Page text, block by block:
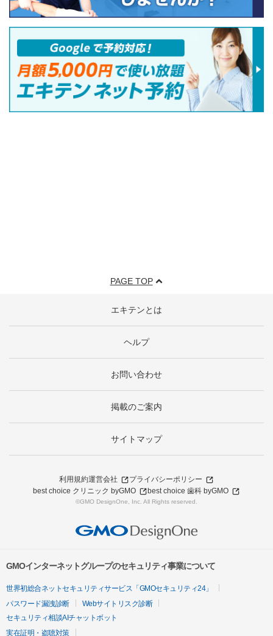
PAGE TOP
エキテンとは
ヘルプ
お問い合わせ
掲載のご案内
サイトマップ
利用規約運営会社
プライバシーポリシー
best choice クリニック byGMO
best choice 歯科 byGMO
©GMO DesignOne, Inc. All Rights reserved.
GMOインターネットグループのセキュリティ事業について
世界初総合ネットセキュリティサービス「GMOセキュリティ24」
パスワード漏洩診断
Webサイトリスク診断
セキュリティ相談AIチャットボット
実在証明・盗聴対策